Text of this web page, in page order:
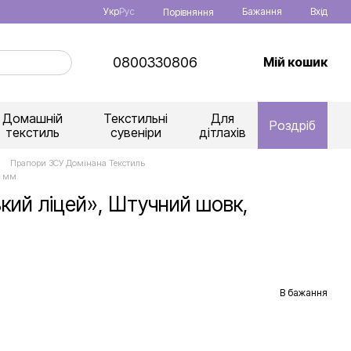
УкрРус Порівняння Бажання Вхід
0800330806 Мій кошик
Домашній
текстиль
Текстильні
сувеніри
Для
дітлахів
Роздріб
Прапори ЗСУ Домінана Текстиль
мм
ліцей», Штучний шовк,
В бажання